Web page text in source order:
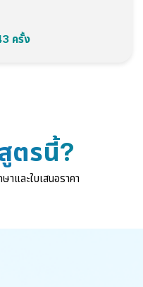
ครั้ง
ตรนี้?
าและใบเสนอราคา